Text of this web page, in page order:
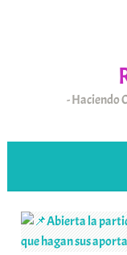
Haciendo